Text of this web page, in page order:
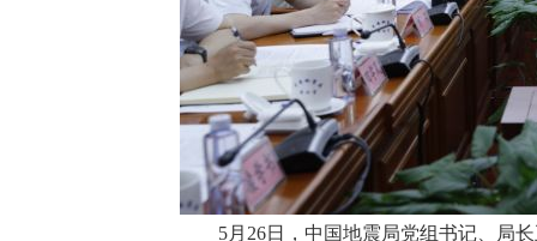
5月26日，中国地震局党组书记、局长